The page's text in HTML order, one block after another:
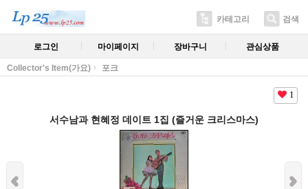
카테고리 검색
로그인 마이페이지 장바구니 관심상품
Collector's Item(가요) 포크
1
서수남과 현혜정 데이트 1집 (즐거운 크리스마스)